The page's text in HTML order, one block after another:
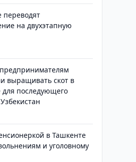
переводят
на двухэтапную
выращивать скот в
для последующего
в Ташкенте
и уголовному